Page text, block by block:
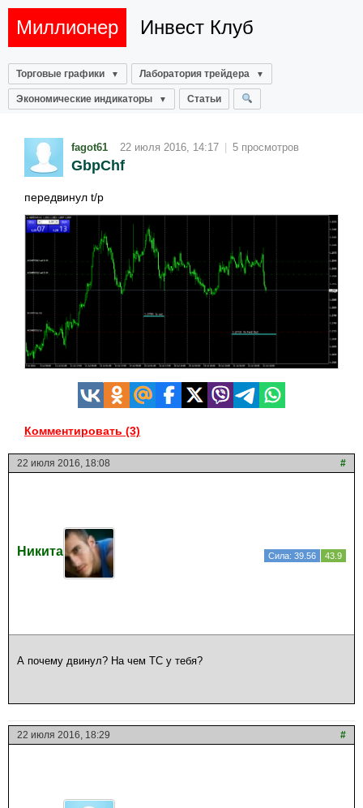
Миллионер Инвест Клуб
Торговые графики Лаборатория трейдера
Экономические индикаторы Статьи
fagot61 22 июля 2016, 14:17 | 5 просмотров
GbpChf
передвинул t/p
Комментировать (3)
22 июля 2016, 18:08 #
Никита Сила: 39.56 43.9
А почему двинул? На чем ТС у тебя?
22 июля 2016, 18:29 #